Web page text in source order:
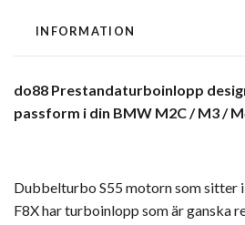
INFORMATION
do88 Prestandaturboinlopp
passform i din BMW M2C / M3 /
Dubbelturbo S55 motorn som
F8X har turboinlopp som är ganska